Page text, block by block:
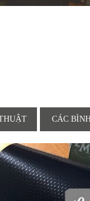
CÁC